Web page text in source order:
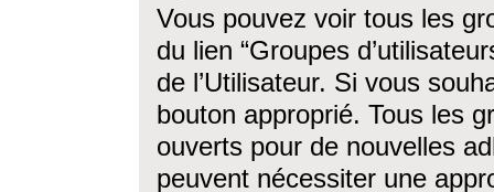
Vous pouvez voir tous les
du lien “Groupes
de l’Utilisateur. Si vous
bouton approprié. Tous les
ouverts pour de nouvelles
peuvent nécessiter une